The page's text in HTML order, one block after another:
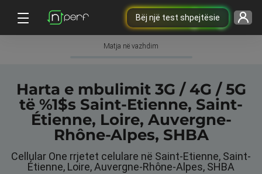
Bëj një test shpejtësie
Matja në vazhdim
Harta e mbulimit 3G / 4G / 5G
të %1$s Saint-Etienne, Saint-
Étienne, Loire, Auvergne-
Rhône-Alpes, SHBA
Cellular One rrjetet celulare në Saint-Etienne, Saint-
Étienne, Loire, Auvergne-Rhône-Alpes, SHBA